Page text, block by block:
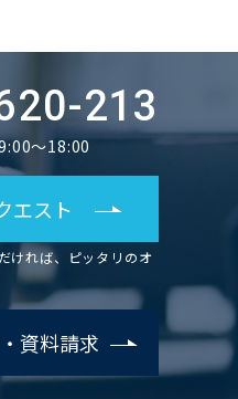
213
～18:00
エスト
ければ、ピッタリのオ
資料請求